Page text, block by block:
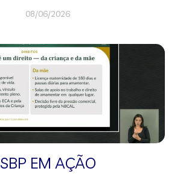
08/06/2026
SBP EM AÇÃO